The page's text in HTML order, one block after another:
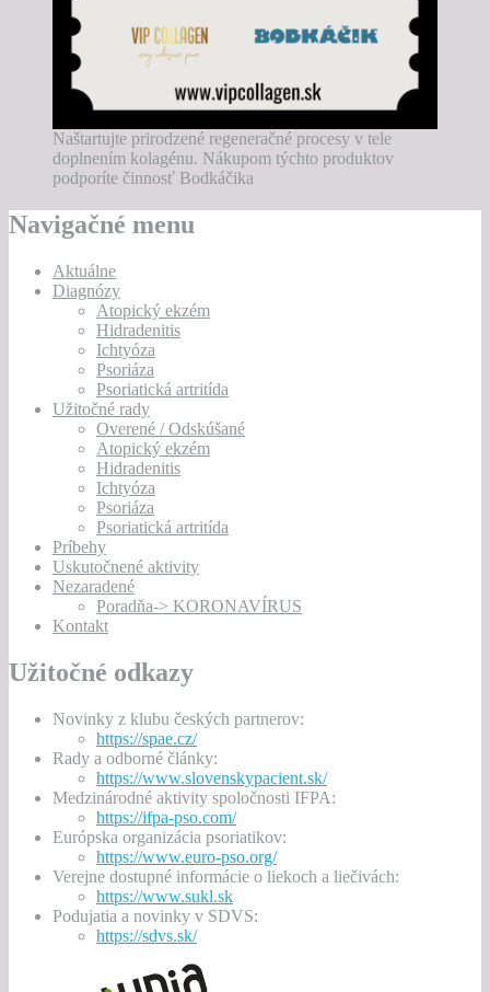
Naštartujte prirodzené regeneračné procesy v tele
doplnením kolagénu. Nákupom týchto produktov
podporíte činnosť Bodkáčika
Navigačné menu
Aktuálne
Diagnózy
Atopický ekzém
Hidradenitis
Ichtyóza
Psoriáza
Psoriatická artritída
Užitočné rady
Overené / Odskúšané
Atopický ekzém
Hidradenitis
Ichtyóza
Psoriáza
Psoriatická artritída
Príbehy
Uskutočnené aktivity
Nezaradené
Poradňa-> KORONAVÍRUS
Kontakt
Užitočné odkazy
Novinky z klubu českých partnerov:
https://spae.cz/
Rady a odborné články:
https://www.slovenskypacient.sk/
Medzinárodné aktivity spoločnosti IFPA:
https://ifpa-pso.com/
Európska organizácia psoriatikov:
https://www.euro-pso.org/
Verejne dostupné informácie o liekoch a liečivách:
https://www.sukl.sk
Podujatia a novinky v SDVS:
https://sdvs.sk/